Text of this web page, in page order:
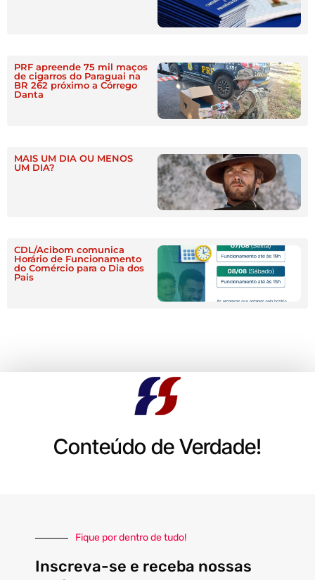
PRF apreende 75 mil maços
de cigarros do Paraguai na
BR 262 próximo a Córrego
Danta
MAIS UM DIA OU MENOS
UM DIA?
CDL/Acibom comunica
Horário de Funcionamento
do Comércio para o Dia dos
Pais
Conteúdo de Verdade!
Fique por dentro de tudo!
Inscreva-se e receba nossas